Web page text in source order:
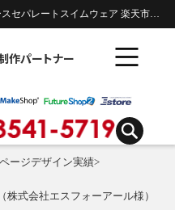
株式会社エスフォーアール様のレディースセパレートスイムウェア 楽天市場商品ページのデザイン制作実績 | スポーツ・アウトドア
作パートナー
ージデザイン実績>
式会社エスフォーアール様）